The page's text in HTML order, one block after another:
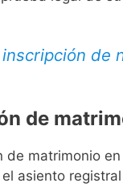
de
de
de matrimonio
asiento